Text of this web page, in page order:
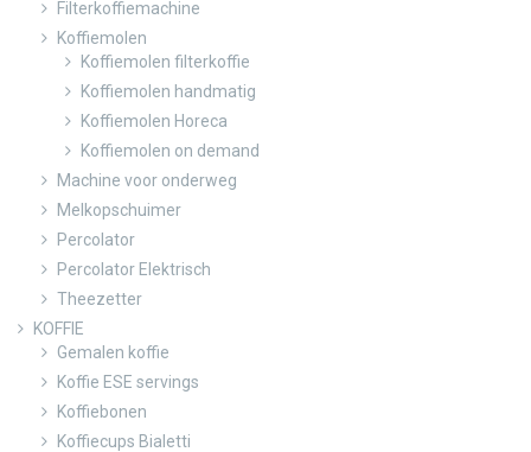
Filterkoffiemachine
Koffiemolen
Koffiemolen filterkoffie
Koffiemolen handmatig
Koffiemolen Horeca
Koffiemolen on demand
Machine voor onderweg
Melkopschuimer
Percolator
Percolator Elektrisch
Theezetter
KOFFIE
Gemalen koffie
Koffie ESE servings
Koffiebonen
Koffiecups Bialetti